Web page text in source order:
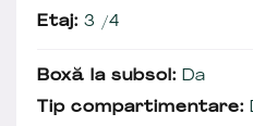
Etaj: 3 /4
Boxă la subsol: Da
Tip compartimentare: